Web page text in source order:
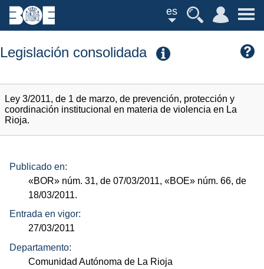
es
Legislación consolidada
Ley 3/2011, de 1 de marzo, de prevención, protección y
coordinación institucional en materia de violencia en La
Rioja.
Publicado en:
«BOR» núm. 31, de 07/03/2011,«BOE» núm. 66, de
18/03/2011.
Entrada en vigor:
27/03/2011
Departamento:
Comunidad Autónoma de La Rioja